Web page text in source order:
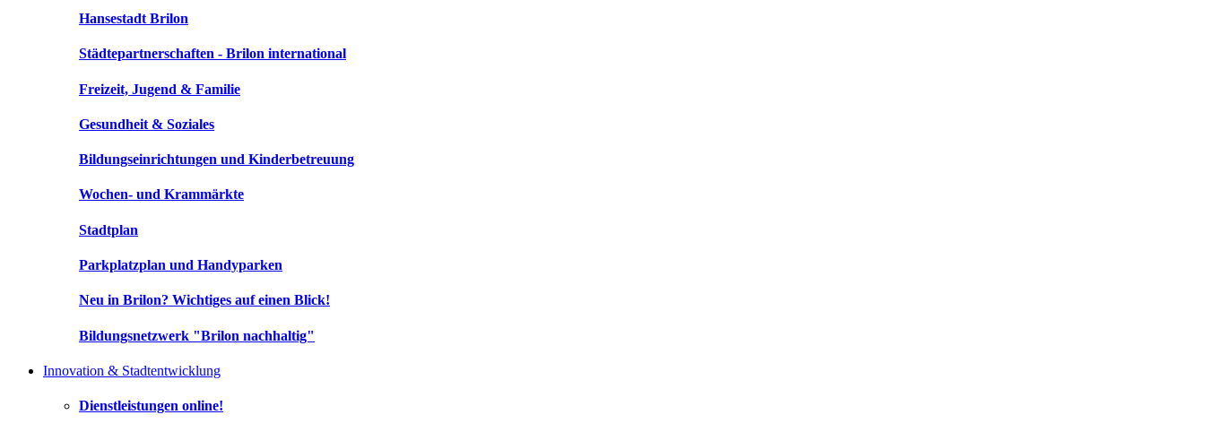
Hansestadt Brilon
Städtepartnerschaften - Brilon international
Freizeit, Jugend & Familie
Gesundheit & Soziales
Bildungseinrichtungen und Kinderbetreuung
Wochen- und Krammärkte
Stadtplan
Parkplatzplan und Handyparken
Neu in Brilon? Wichtiges auf einen Blick!
Bildungsnetzwerk "Brilon nachhaltig"
Innovation & Stadtentwicklung
Dienstleistungen online!